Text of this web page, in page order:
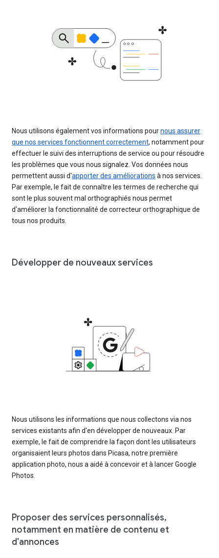
Nous utilisons également vos informations pournous assurer
que nos services fonctionnent correctement, notamment pour
effectuer le suivi des interruptions de service ou pour résoudre
les problèmes que vous nous signalez. Vos données nous
permettent aussi d'apporter des améliorations à nos services.
Par exemple, le fait de connaître les termes de recherche qui
sont le plus souvent mal orthographiés nous permet
d'améliorer la fonctionnalité de correcteur orthographique de
tous nos produits.
Développer de nouveaux services
Nous utilisons les informations que nous collectons via nos
services existants afin d'en développer de nouveaux. Par
exemple, le fait de comprendre la façon dont les utilisateurs
organisaient leurs photos dans Picasa, notre première
application photo, nous a aidé à concevoir et à lancer Google
Photos.
Proposer des services personnalisés,
notamment en matière de contenu et
d'annonces